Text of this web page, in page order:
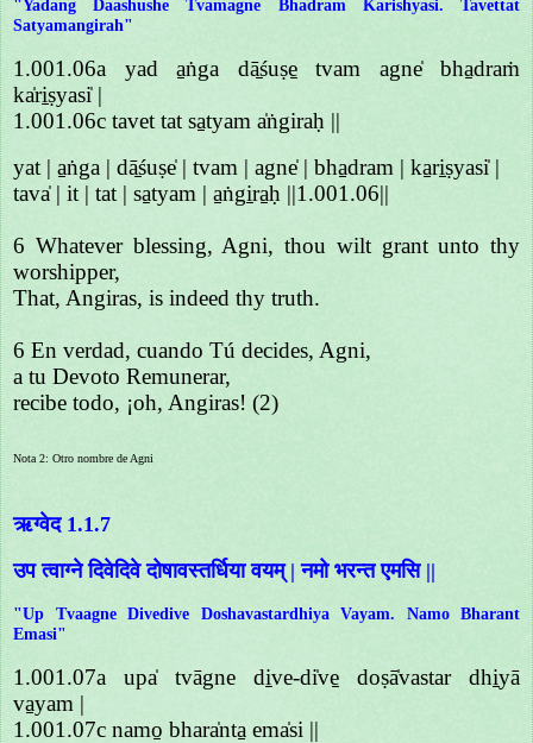
"Yadang Daashushe Tvamagne Bhadram Karishyasi. Tavettat
Satyamangirah"
1.001.06a yad a̱ṅga dā̱śuṣe̱ tvam agne̍ bha̱draṁ
ka̍ri̱ṣyasi̍ |
1.001.06c tavet tat sa̱tyam a̍ṅgiraḥ ||
yat | a̱ṅga | dā̱śuṣe̍ | tvam | agne̍ | bha̱dram | ka̱ri̱ṣyasi̍ |
tava̍ | it | tat | sa̱tyam | a̱ṅgi̱ra̱ḥ ||1.001.06||
6 Whatever blessing, Agni, thou wilt grant unto thy
worshipper,
That, Angiras, is indeed thy truth.
6 En verdad, cuando Tú decides, Agni,
a tu Devoto Remunerar,
recibe todo, ¡oh, Angiras! (2)
Nota 2: Otro nombre de Agni
ऋग्वेद 1.1.7
उप त्वाग्ने दिवेदिवे दोषावस्तर्धिया वयम् | नमो भरन्त एमसि ||
"Up Tvaagne Divedive Doshavastardhiya Vayam. Namo Bharant
Emasi"
1.001.07a upa̍ tvāgne di̱ve-di̍ve̱ doṣā̍vastar dhi̱yā
va̱yam |
1.001.07c namo̱ bhara̍nta̱ ema̍si ||